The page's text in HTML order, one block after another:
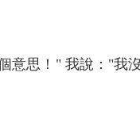
意思！" 我說："我